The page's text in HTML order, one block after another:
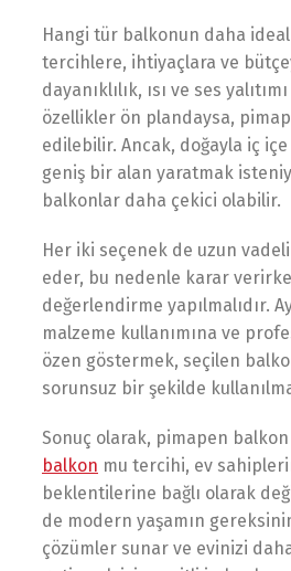
Hangi tür balkonun daha
tercihlere, ihtiyaçlara ve
dayanıklılık, ısı ve ses
özellikler ön plandaysa,
edilebilir. Ancak, doğayla iç içe
geniş bir alan yaratmak
balkonlar daha çekici olabilir.
Her iki seçenek de uzun
eder, bu nedenle karar
değerlendirme yapılmalıdır.
malzeme kullanımına ve
özen göstermek, seçilen
sorunsuz bir şekilde
Sonuç olarak, pimapen
balkon mu tercihi, ev
beklentilerine bağlı olarak
de modern yaşamın
çözümler sunar ve evinizi